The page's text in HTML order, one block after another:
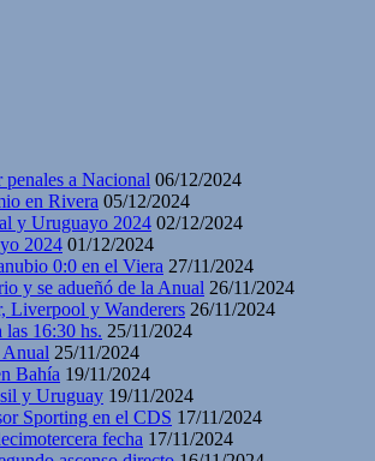
a Nacional 06/12/2024
en Rivera 05/12/2024
y Uruguayo 2024 02/12/2024
2024 01/12/2024
0:0 en el Viera 27/11/2024
y se adueñó de la Anual 26/11/2024
Liverpool y Wanderers 26/11/2024
16:30 hs. 25/11/2024
Anual 25/11/2024
Bahía 19/11/2024
y Uruguay 19/11/2024
Sporting en el CDS 17/11/2024
fecha 17/11/2024